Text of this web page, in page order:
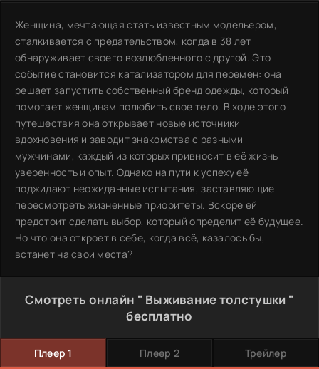
Женщина, мечтающая стать известным модельером,
сталкивается с предательством, когда в 38 лет
обнаруживает своего возлюбленного с другой. Это
событие становится катализатором для перемен: она
решает запустить собственный бренд одежды, который
помогает женщинам полюбить свое тело. В ходе этого
путешествия она открывает новые источники
вдохновения и заводит знакомства с разными
мужчинами, каждый из которых привносит в её жизнь
уверенность и опыт. Однако на пути к успеху её
поджидают неожиданные испытания, заставляющие
пересмотреть жизненные приоритеты. Вскоре ей
предстоит сделать выбор, который определит её будущее.
Но что она откроет в себе, когда всё, казалось бы,
встанет на свои места?
Смотреть онлайн " Выживание толстушки "
бесплатно
Плеер 1 Плеер 2 Трейлер